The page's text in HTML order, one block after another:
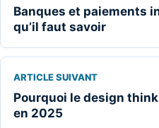
Banques et paiements
qu’il faut savoir
ARTICLE SUIVANT
Pourquoi le design
en 2025